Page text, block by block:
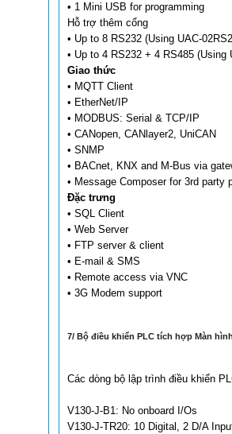
• 1 Mini USB for programming
Hỗ trợ thêm cổng
• Up to 8 RS232 (Using UAC-
• Up to 4 RS232 + 4 RS485 (Using
Giao thức
• MQTT Client
• EtherNet/IP
• MODBUS: Serial & TCP/IP
• CANopen, CANlayer2, UniCAN
• SNMP
• BACnet, KNX and M-Bus via
• Message Composer for 3rd party
Đặc trưng
• SQL Client
• Web Server
• FTP server & client
• E-mail & SMS
• Remote access via VNC
• 3G Modem support
7/ Bộ điều khiển PLC tích hợp Màn
Các dòng bộ lập trình điều khiển
V130-J-B1: No onboard I/Os
V130-J-TR20: 10 Digital, 2 D/A